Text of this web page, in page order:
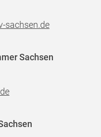
sachsen.de
Sachsen